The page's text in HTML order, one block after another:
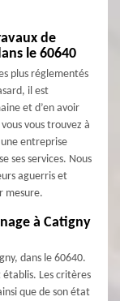
de
le 60640
plus réglementés
il est
et d’en avoir
vous trouvez à
entreprise
ses services. Nous
aguerris et
mesure.
à Catigny
dans le 60640.
établis. Les critères
que de son état